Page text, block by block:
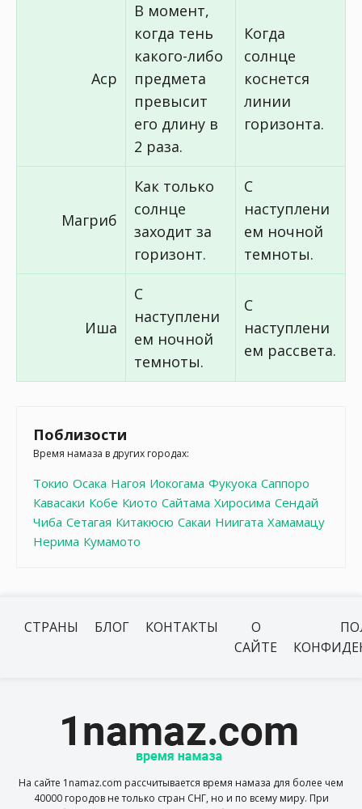
Аср
В момент,
когда тень
какого-либо
предмета
превысит
его длину в
2 раза.
Когда
солнце
коснется
линии
горизонта.
Магриб
Как только
солнце
заходит за
горизонт.
С
наступлени
ем ночной
темноты.
Иша
С
наступлени
ем ночной
темноты.
С
наступлени
ем рассвета.
Поблизости
Время намаза в других городах:
Токио Осака Нагоя Иокогама Фукуока Саппоро
Кавасаки Кобе Киото Сайтама Хиросима Сендай
Чиба Сетагая Китакюсю Сакаи Ниигата Хамамацу
Нерима Кумамото
СТРАНЫ БЛОГ КОНТАКТЫ
О
САЙТЕ
На сайте 1namaz.com рассчитывается время намаза для более чем
40000 городов не только стран СНГ, но и по всему миру. При